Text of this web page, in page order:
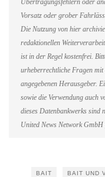
Übertragungsfehlern oder
Vorsatz oder grober
Die Nutzung von hier
redaktionellen
ist in der Regel kostenfrei.
urheberrechtliche Fragen mit
angegebenen Herausgeber.
sowie die Verwendung auch
dieses Datenbankwerks
United News Network GmbH
BAIT BAIT UND